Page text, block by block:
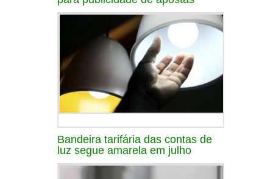
Bandeira tarifária das contas de
luz segue amarela em julho